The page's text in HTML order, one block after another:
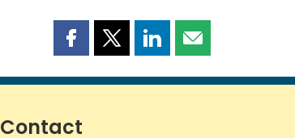
Partager
page
Facebook
Partager
page
Partager
page
Partager
page
Contact